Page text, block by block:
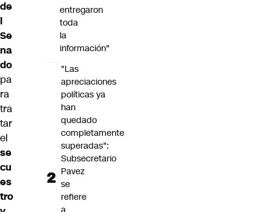
de
l
Se
na
do
pa
ra
tra
tar
el
se
cu
es
tro
entregaron
toda
la
información"
"Las
apreciaciones
políticas ya
han
quedado
completamente
superadas":
Subsecretario
Pavez
se
refiere
a